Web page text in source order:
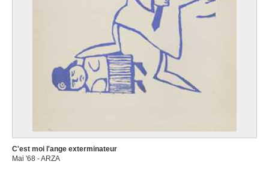
C'est moi l'ange exterminateur
Mai '68 - ARZA